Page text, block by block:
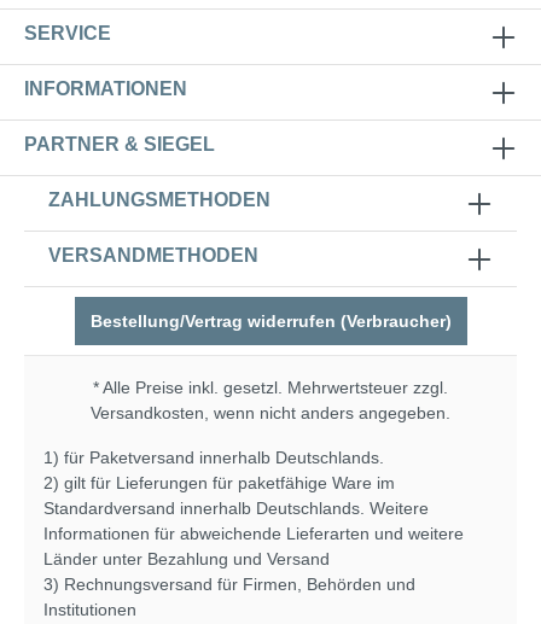
SERVICE
INFORMATIONEN
PARTNER & SIEGEL
ZAHLUNGSMETHODEN
VERSANDMETHODEN
Bestellung/Vertrag widerrufen (Verbraucher)
* Alle Preise inkl. gesetzl. Mehrwertsteuer zzgl.
Versandkosten , wenn nicht anders angegeben.
1) für Paketversand innerhalb Deutschlands.
2) gilt für Lieferungen für paketfähige Ware im
Standardversand innerhalb Deutschlands. Weitere
Informationen für abweichende Lieferarten und weitere
Länder unter Bezahlung und Versand
3) Rechnungsversand für Firmen, Behörden und
Institutionen